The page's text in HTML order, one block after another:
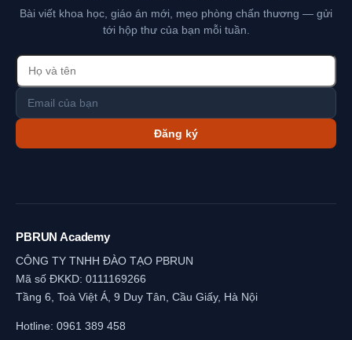
Bài viết khoa học, giáo án mới, mẹo phòng chấn thương — gửi
tới hộp thư của bạn mỗi tuần.
Đăng ký
PBRUN Academy
CÔNG TY TNHH ĐÀO TẠO PBRUN
Mã số ĐKKD: 0111169266
Tầng 6, Toà Việt Á, 9 Duy Tân, Cầu Giấy, Hà Nội
Hotline: 0961 389 458